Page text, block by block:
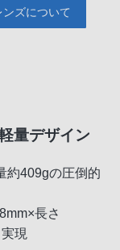
ズについて
量デザイン
約409gの圧倒的
長さ
現